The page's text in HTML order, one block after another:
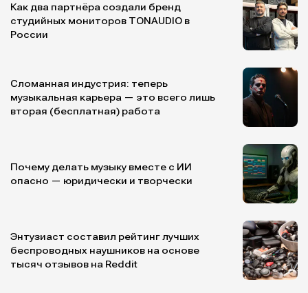
Как два партнёра создали бренд
студийных мониторов TONAUDIO в
России
Сломанная индустрия: теперь
музыкальная карьера — это всего лишь
вторая (бесплатная) работа
Почему делать музыку вместе с ИИ
опасно — юридически и творчески
Энтузиаст составил рейтинг лучших
беспроводных наушников на основе
тысяч отзывов на Reddit